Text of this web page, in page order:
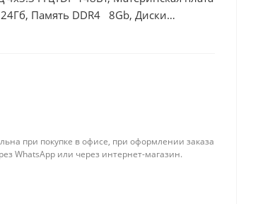
24Гб, Память DDR4 8Gb, Диски
при покупке в офисе, при оформлении заказа
WhatsApp или через интернет-магазин.